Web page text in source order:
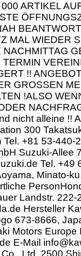
ARTIKEL
MAL WIEDER
!!
GROSSEN
!ALSO
nicht alleine !!
300
+81 53-440-
Suzuki-Allee
Tel. +49
Minato-
Landstr.
Hersteller
673-8666,
Motors Europe
E-Mail
Ltd. 2500